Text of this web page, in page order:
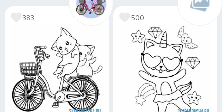
383 500